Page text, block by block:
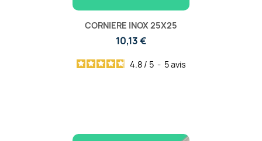
CORNIERE INOX 25X25
10,13 €
4.8 / 5 - 5avis